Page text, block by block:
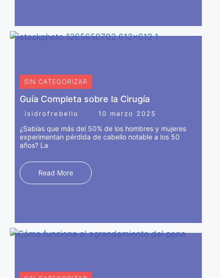
zonas con adelgazamiento o pérdida capilar. Los
exosomas promueven el crecimiento de cabello propio,
SIN CATEGORIZAR
Guía Completa sobre la Cirugía
isidrofrebello 10 marzo 2025
¿Sabías que más del 50% de los hombres y mujeres
experimentan pérdida de cabello notable a los 50
años? La
Read More